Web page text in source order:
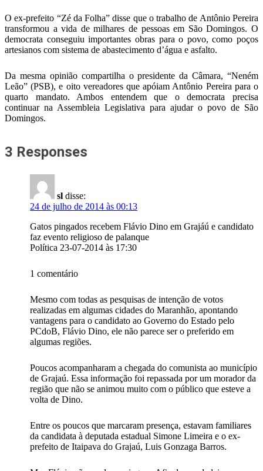
O ex-prefeito “Zé da Folha” disse que o trabalho de Antônio Pereira
transformou a vida de milhares de pessoas em São Domingos. O
democrata conseguiu importantes obras para o povo, como poços
artesianos com sistema de abastecimento d’água e asfalto.
Da mesma opinião compartilha o presidente da Câmara, “Neném
Leão” (PSB), e oito vereadores que apóiam Antônio Pereira para o
quarto mandato. Ambos entendem que o democrata precisa
continuar na Assembleia Legislativa para ajudar o povo de São
Domingos.
3 Responses
sl disse:
24 de julho de 2014 às 00:13
Gatos pingados recebem Flávio Dino em Grajáú e candidato
faz evento religioso de palanque
Política 23-07-2014 às 17:30
1 comentário
Mesmo com todas as pesquisas de intenção de votos
realizadas em algumas cidades do Maranhão, apontando
vantagens para o candidato ao Governo do Estado pelo
PCdoB, Flávio Dino, ele não parece ser o preferido em
algumas regiões.
Poucos acompanharam a chegada do comunista ao município
de Grajaú. Essa informação foi repassada por um morador da
região que não se animou muito com o público que esteve a
volta de Dino.
Entre os poucos que marcaram presença, estavam familiares
da candidata à deputada estadual Simone Limeira e o ex-
prefeito de Itaipava do Grajaú, Luis Gonzaga Barros.